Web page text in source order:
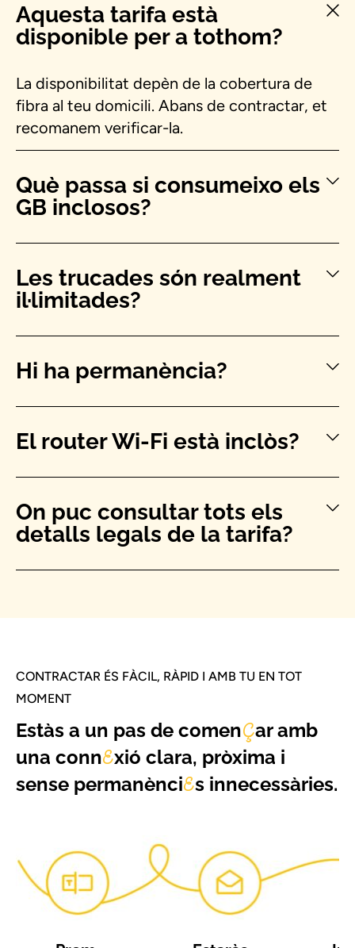
Aquesta tarifa està
disponible per a tothom?
La disponibilitat depèn de la cobertura de
fibra al teu domicili. Abans de contractar, et
recomanem verificar-la.
Què passa si consumeixo els
GB inclosos?
Les trucades són realment
il·limitades?
Hi ha permanència?
El router Wi-Fi està inclòs?
On puc consultar tots els
detalls legals de la tarifa?
CONTRACTAR ÉS FÀCIL, RÀPID I AMB TU EN TOT
MOMENT
Estàs a un pas de comenÇar amb
una connExió clara, pròxima i
sense permanènciEs innecessàries.